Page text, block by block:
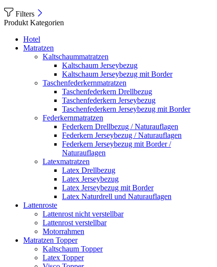
Filters
Produkt Kategorien
Hotel
Matratzen
Kaltschaummatratzen
Kaltschaum Jerseybezug
Kaltschaum Jerseybezug mit Border
Taschenfederkernmatratzen
Taschenfederkern Drellbezug
Taschenfederkern Jerseybezug
Taschenfederkern Jerseybezug mit Border
Federkernmatratzen
Federkern Drellbezug / Naturauflagen
Federkern Jerseybezug / Naturauflagen
Federkern Jerseybezug mit Border /
Naturauflagen
Latexmatratzen
Latex Drellbezug
Latex Jerseybezug
Latex Jerseybezug mit Border
Latex Naturdrell und Naturauflagen
Lattenroste
Lattenrost nicht verstellbar
Lattenrost verstellbar
Motorrahmen
Matratzen Topper
Kaltschaum Topper
Latex Topper